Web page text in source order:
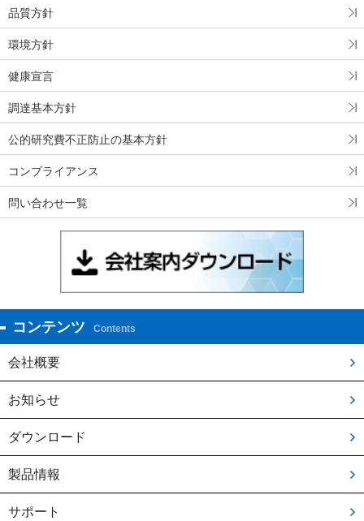
品質方針
環境方針
健康宣言
調達基本方針
公的研究費不正防止の基本方針
コンプライアンス
問い合わせ一覧
コンテンツ Contents
会社概要
お知らせ
ダウンロード
製品情報
サポート